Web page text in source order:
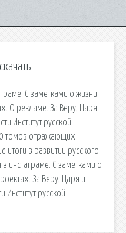
С заметками о жизни
О рекламе. За Веру, Царя
Институт русской
томов отражающих
итоги в развитии русского
инстаграме. С заметками о
За Веру, Царя и
Институт русской